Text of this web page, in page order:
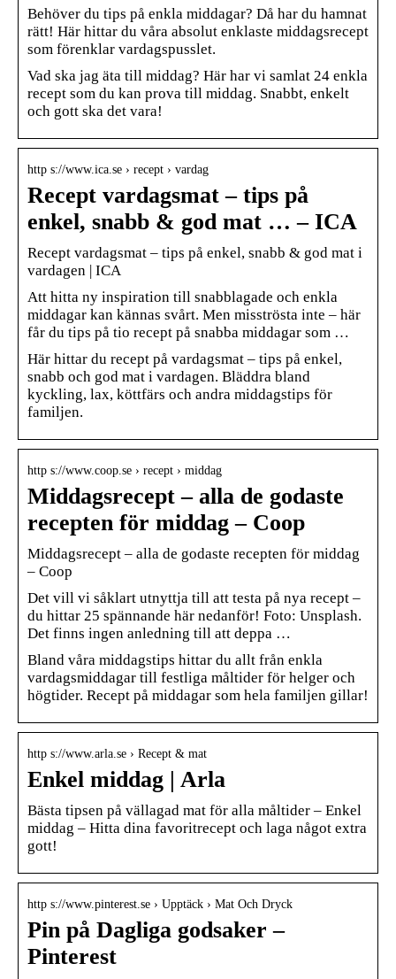
Behöver du tips på enkla middagar? Då har du hamnat
rätt! Här hittar du våra absolut enklaste middagsrecept
som förenklar vardagspusslet.
Vad ska jag äta till middag? Här har vi samlat 24 enkla
recept som du kan prova till middag. Snabbt, enkelt
och gott ska det vara!
http s://www.ica.se › recept › vardag
Recept vardagsmat – tips på
enkel, snabb & god mat … – ICA
Recept vardagsmat – tips på enkel, snabb & god mat i
vardagen | ICA
Att hitta ny inspiration till snabblagade och enkla
middagar kan kännas svårt. Men misströsta inte – här
får du tips på tio recept på snabba middagar som …
Här hittar du recept på vardagsmat – tips på enkel,
snabb och god mat i vardagen. Bläddra bland
kyckling, lax, köttfärs och andra middagstips för
familjen.
http s://www.coop.se › recept › middag
Middagsrecept – alla de godaste
recepten för middag – Coop
Middagsrecept – alla de godaste recepten för middag
– Coop
Det vill vi såklart utnyttja till att testa på nya recept –
du hittar 25 spännande här nedanför! Foto: Unsplash.
Det finns ingen anledning till att deppa …
Bland våra middagstips hittar du allt från enkla
vardagsmiddagar till festliga måltider för helger och
högtider. Recept på middagar som hela familjen gillar!
http s://www.arla.se › Recept & mat
Enkel middag | Arla
Bästa tipsen på vällagad mat för alla måltider – Enkel
middag – Hitta dina favoritrecept och laga något extra
gott!
http s://www.pinterest.se › Upptäck › Mat Och Dryck
Pin på Dagliga godsaker –
Pinterest